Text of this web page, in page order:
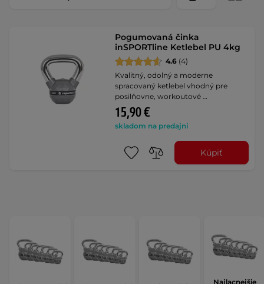
Pogumovaná činka
inSPORTline Ketlebel PU 4kg
4.6 (4)
Kvalitný, odolný a moderne
spracovaný ketlebel vhodný pre
posilňovne, workoutové …
15,90 €
skladom na predajni
Kúpiť
Najlacnejšie